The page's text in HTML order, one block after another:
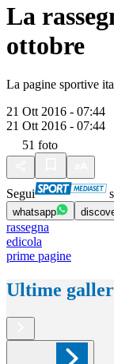
La
ottobre
La pagine sportive
21 Ott 2016 - 07:44
21 Ott 2016 - 07:44
51 foto
Segui
whatsapp
rassegna
edicola
prime pagine
Ultime